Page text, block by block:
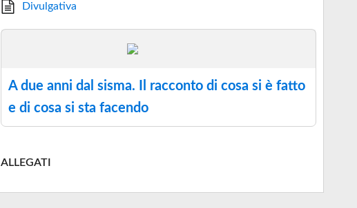
Divulgativa
A due anni dal sisma. Il racconto di cosa si è fatto
e di cosa si sta facendo
ALLEGATI